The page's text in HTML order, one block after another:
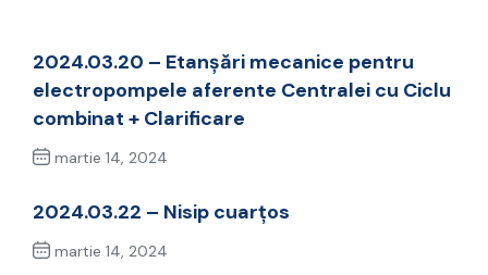
2024.03.20 – Etanșări mecanice pentru
electropompele aferente Centralei cu Ciclu
combinat + Clarificare
martie 14, 2024
2024.03.22 – Nisip cuarțos
martie 14, 2024